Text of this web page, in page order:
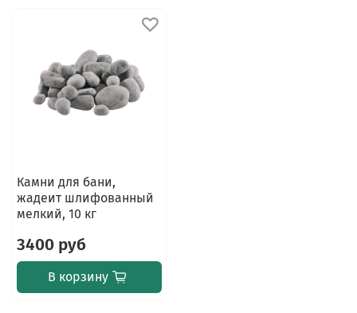
Камни для бани,
жадеит шлифованный
мелкий, 10 кг
3400 руб
В корзину